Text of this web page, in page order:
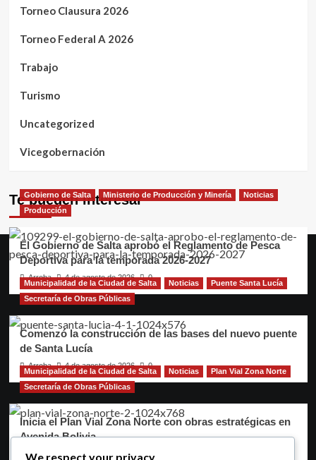
Torneo Clausura 2026
Torneo Federal A 2026
Trabajo
Turismo
Uncategorized
Vicegobernación
Te pueden interesar
Gobierno de Salta Ministerio de Producción y Minería
Noticias
Producción
El Gobierno de Salta aprobó el Reglamento de Pesca
Deportiva para la temporada 2026-2027
Arroba 4 de agosto de 2026 0
Municipalidad de la Ciudad de Salta Noticias
Puente Santa Lucía
Secretaría de Obras Públicas
Comenzó la construcción de las bases del nuevo puente
de Santa Lucía
Arroba 4 de agosto de 2026 0
Municipalidad de la Ciudad de Salta Noticias
Plan Vial Zona Norte
Secretaría de Obras Públicas
Inicia el Plan Vial Zona Norte con obras estratégicas en
Avenida Bolivia
Arroba 3 de agosto de 2026
We respect your privacy